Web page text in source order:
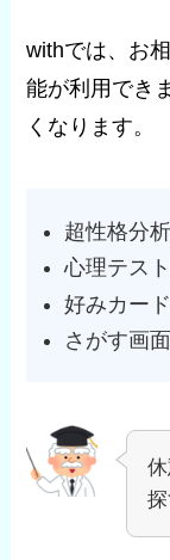
withでは、お
能が利用でき
くなります。
超性格分析
心理テスト
好みカード
さがす画面